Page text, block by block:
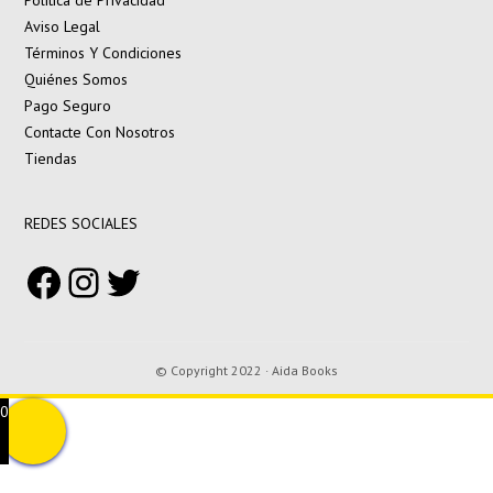
Aviso Legal
Términos Y Condiciones
Quiénes Somos
Pago Seguro
Contacte Con Nosotros
Tiendas
REDES SOCIALES
Facebook
Instagram
Twitter
© Copyright 2022 · Aida Books
0